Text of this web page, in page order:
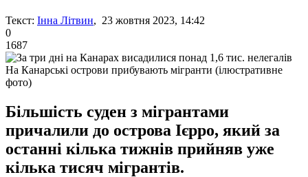
Текст: Інна Літвин, 23 жовтня 2023, 14:42
0
1687
На Канарські острови прибувають мігранти (ілюстративне
фото)
Більшість суден з мігрантами
причалили до острова Ієрро, який за
останні кілька тижнів прийняв уже
кілька тисяч мігрантів.